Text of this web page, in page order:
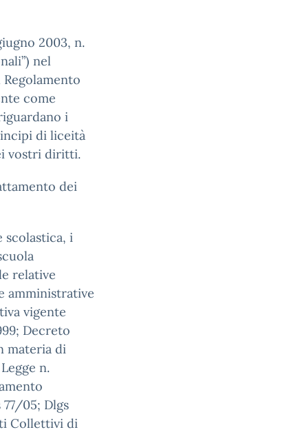
2003, n.
nel
come
i
di liceità
vostri diritti.
dei
i
relative
amministrative
vigente
Decreto
materia di
n.
05; Dlgs
Collettivi di